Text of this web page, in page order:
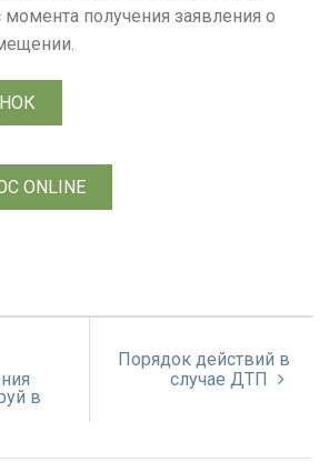
получения заявления о
ONLINE
в
Порядок действий в
случае ДТП